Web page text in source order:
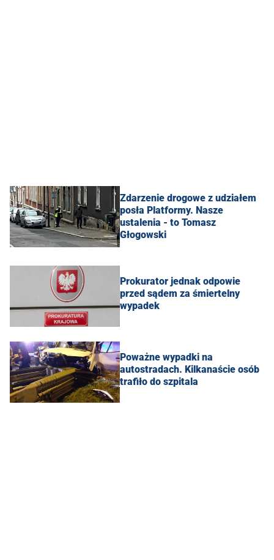
Zdarzenie drogowe z udziałem
posła Platformy. Nasze
ustalenia - to Tomasz
Głogowski
Prokurator jednak odpowie
przed sądem za śmiertelny
wypadek
Poważne wypadki na
autostradach. Kilkanaście osób
trafiło do szpitala